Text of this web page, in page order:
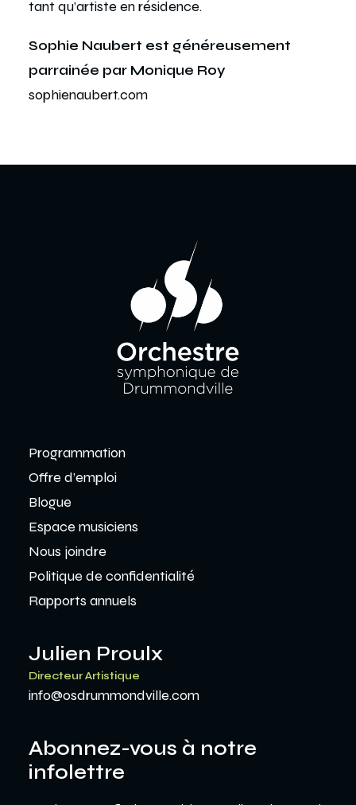
tant qu’artiste en résidence.
Sophie Naubert est généreusement
parrainée par Monique Roy
sophienaubert.com
Programmation
Offre d’emploi
Blogue
Espace musiciens
Nous joindre
Politique de confidentialité
Rapports annuels
Julien Proulx
Directeur Artistique
info@osdrummondville.com
Abonnez-vous à notre
infolettre